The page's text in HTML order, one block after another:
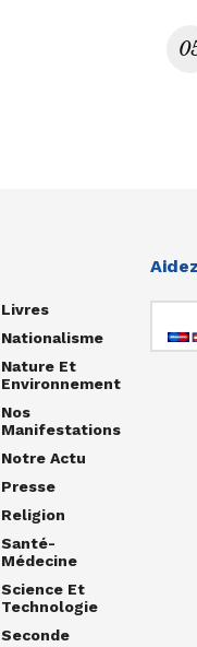
Livres
Nationalisme
Nature Et
Environnement
Nos
Manifestations
Notre Actu
Presse
Religion
Santé-
Médecine
Science Et
Technologie
Seconde